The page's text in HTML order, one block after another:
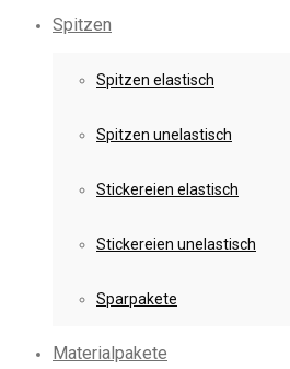
Spitzen
Spitzen elastisch
Spitzen unelastisch
Stickereien elastisch
Stickereien unelastisch
Sparpakete
Materialpakete